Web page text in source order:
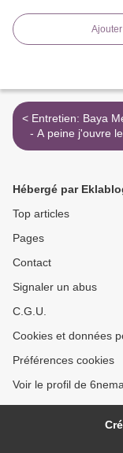
< Entretien: Baya Medhaffar
- A peine j'ouvre
Hébergé par
Top articles
Pages
Contact
Signaler un abus
C.G.U.
Cookies et données
Préférences cookies
Voir le profil de